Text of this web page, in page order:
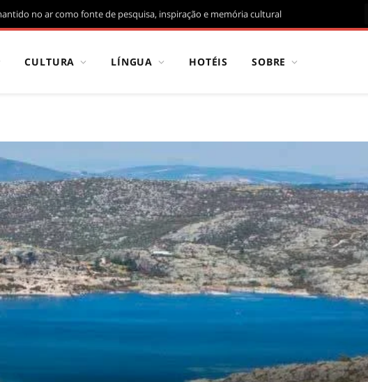
no ar como fonte de pesquisa, inspiração e memória cultural
CULTURA LÍNGUA HOTÉIS SOBRE